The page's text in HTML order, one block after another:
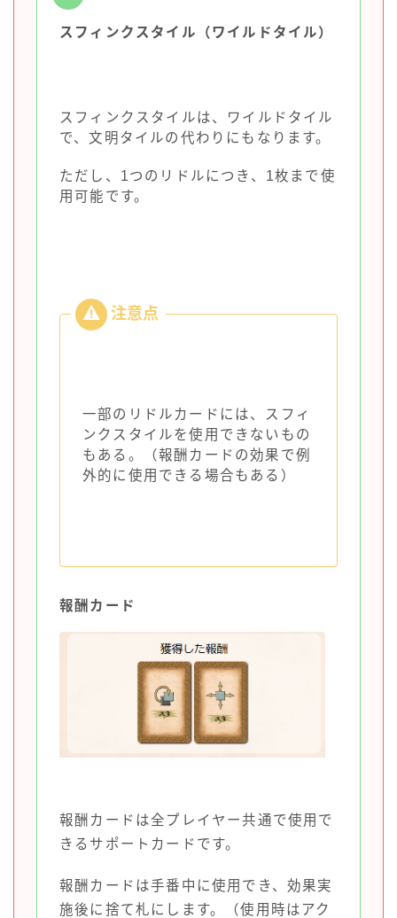
スフィンクスタイル（ワイルドタイル）
スフィンクスタイルは、ワイルドタイル
で、文明タイルの代わりにもなります。
ただし、1つのリドルにつき、1枚まで使
用可能です。
一部のリドルカードには、スフィ
ンクスタイルを使用できないもの
もある。（報酬カードの効果で例
外的に使用できる場合もある）
報酬カード
報酬カードは全プレイヤー共通で使用で
きるサポートカードです。
報酬カードは手番中に使用でき、効果実
施後に捨て札にします。（使用時はアク